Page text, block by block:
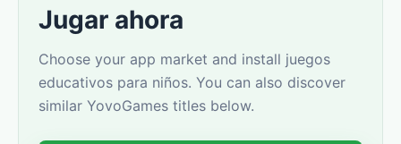
Jugar ahora
Choose your app market and install juegos
educativos para niños. You can also discover
similar YovoGames titles below.